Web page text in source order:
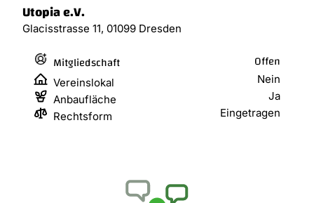
Utopia e.V.
Glacisstrasse 11, 01099 Dresden
Mitgliedschaft Offen
Vereinslokal
Nein
Anbaufläche
Ja
Rechtsform
Eingetragen